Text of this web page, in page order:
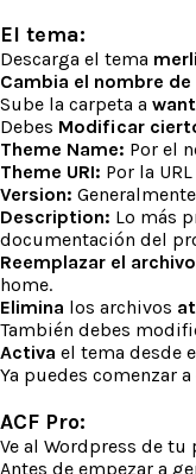
El tema:
Descarga el tema
Cambia el nombre
Sube la carpeta a
Debes Modificar
Theme Name: Por el
Theme URI: Por la
Version:
Description: Lo más
documentación del
Reemplazar el
home.
Elimina los archivos
También debes
Activa el tema desde
Ya puedes comenzar
ACF Pro:
Ve al Wordpress de tu
Antes de empezar a